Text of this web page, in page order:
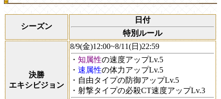
シーズン
日付
特別ルール
決勝
エキシビジョン
8/9(金)12:00~8/11(日)22:59
・ 知属性の速度アップLv.5
・ 速属性の体力アップLv.5
・自由タイプの防御アップLv.5
・射撃タイプの必殺CT速度アップLv.3